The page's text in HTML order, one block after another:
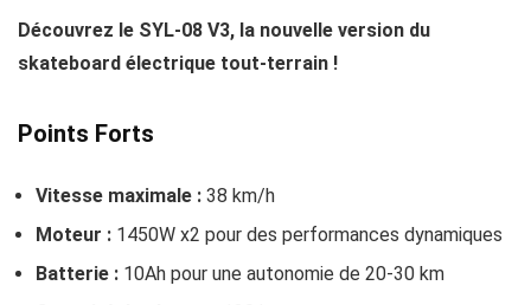
Découvrez le SYL-08 V3, la nouvelle version du
skateboard électrique tout-terrain !
Points Forts
Vitesse maximale : 38 km/h
Moteur : 1450W x2 pour des performances dynamiques
Batterie : 10Ah pour une autonomie de 20-30 km